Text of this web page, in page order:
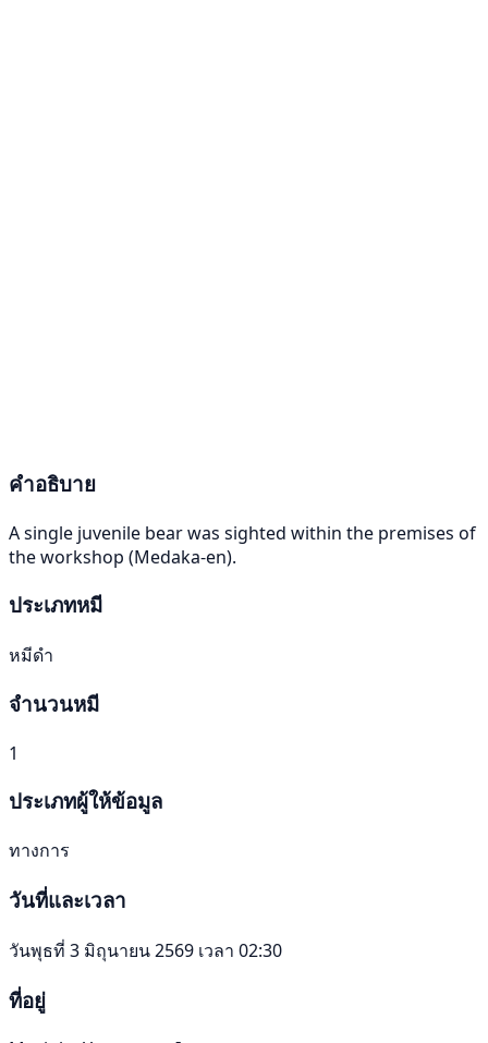
คำอธิบาย
A single juvenile bear was sighted within the premises of
the workshop (Medaka-en).
ประเภทหมี
หมีดำ
จำนวนหมี
1
ประเภทผู้ให้ข้อมูล
ทางการ
วันที่และเวลา
วันพุธที่ 3 มิถุนายน 2569 เวลา 02:30
ที่อยู่